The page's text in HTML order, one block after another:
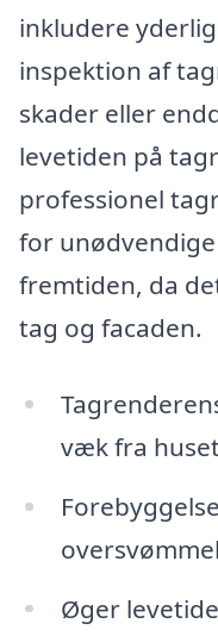
inkludere
inspektion af
skader eller
levetiden på
professionel
for
fremtiden, da
tag og facaden.
væk fra
Øger